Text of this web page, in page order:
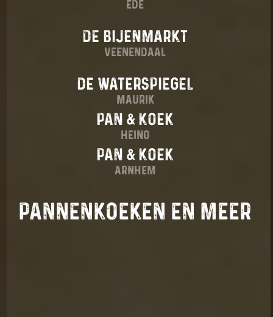
EDE
DE BIJENMARKT
VEENENDAAL
DE WATERSPIEGEL
MAURIK
PAN KOEK
HEINO
PAN KOEK
ARNHEM
PANNENKOEKEN EN MEER